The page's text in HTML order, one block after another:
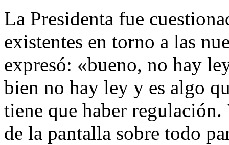
La Presidenta fue
existentes en torno a las
expresó: «bueno, no hay
bien no hay ley y es algo
tiene que haber
de la pantalla sobre todo